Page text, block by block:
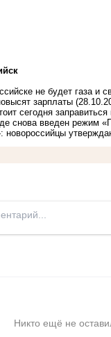
не будет газа и
зарплаты
сегодня
снова введен режим
Никто ещё не